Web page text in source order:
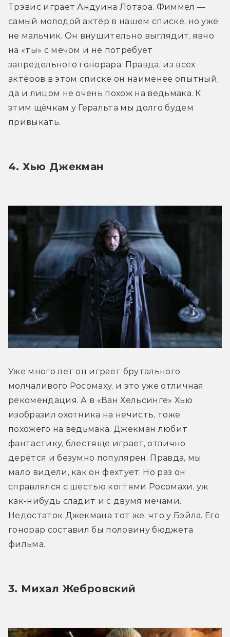
Трэвис играет Андуина Лотара. Фиммел —
самый молодой актёр в нашем списке, но уже
не мальчик. Он внушительно выглядит, явно
на «ты» с мечом и не потребует
запредельного гонорара. Правда, из всех
актёров в этом списке он наименее опытный,
да и лицом не очень похож на ведьмака. К
этим щёчкам у Геральта мы долго будем
привыкать.
4. Хью Джекман
Уже много лет он играет брутального
молчаливого Росомаху, и это уже отличная
рекомендация. А в «Ван Хельсинге» Хью
изобразил охотника на нечисть, тоже
похожего на ведьмака. Джекман любит
фантастику, блестяще играет, отлично
дерётся и безумно популярен. Правда, мы
мало видели, как он фехтует. Но раз он
справлялся с шестью когтями Росомахи, уж
как-нибудь сладит и с двумя мечами.
Недостаток Джекмана тот же, что у Бэйла. Его
гонорар составил бы половину бюджета
фильма.
3. Михал Жебровский